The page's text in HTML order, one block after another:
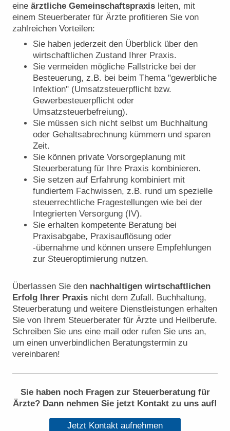
eine ärztliche Gemeinschaftspraxis leiten, mit
einem Steuerberater für Ärzte profitieren Sie von
zahlreichen Vorteilen:
Sie haben jederzeit den Überblick über den
wirtschaftlichen Zustand Ihrer Praxis.
Sie vermeiden mögliche Fallstricke bei der
Besteuerung, z.B. bei beim Thema "gewerbliche
Infektion" (Umsatzsteuerpflicht bzw.
Gewerbesteuerpflicht oder
Umsatzsteuerbefreiung).
Sie müssen sich nicht selbst um Buchhaltung
oder Gehaltsabrechnung kümmern und sparen
Zeit.
Sie können private Vorsorgeplanung mit
Steuerberatung für Ihre Praxis kombinieren.
Sie setzen auf Erfahrung kombiniert mit
fundiertem Fachwissen, z.B. rund um spezielle
steuerrechtliche Fragestellungen wie bei der
Integrierten Versorgung (IV).
Sie erhalten kompetente Beratung bei
Praxisabgabe, Praxisauflösung oder
-übernahme und können unsere Empfehlungen
zur Steueroptimierung nutzen.
Überlassen Sie den nachhaltigen wirtschaftlichen
Erfolg Ihrer Praxis nicht dem Zufall. Buchhaltung,
Steuerberatung und weitere Dienstleistungen erhalten
Sie von Ihrem Steuerberater für Ärzte und Heilberufe.
Schreiben Sie uns eine mail oder rufen Sie uns an,
um einen unverbindlichen Beratungstermin zu
vereinbaren!
Sie haben noch Fragen zur Steuerberatung für
Ärzte? Dann nehmen Sie jetzt Kontakt zu uns auf!
Jetzt Kontakt aufnehmen